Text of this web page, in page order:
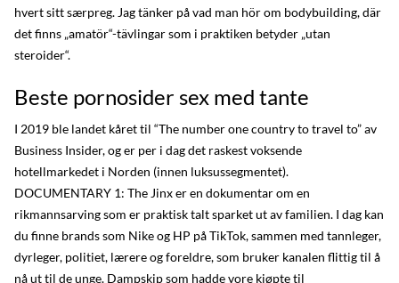
hvert sitt særpreg. Jag tänker på vad man hör om bodybuilding, där
det finns „amatör“-tävlingar som i praktiken betyder „utan
steroider“.
Beste pornosider sex med tante
I 2019 ble landet kåret til “The number one country to travel to” av
Business Insider, og er per i dag det raskest voksende
hotellmarkedet i Norden (innen luksussegmentet).
DOCUMENTARY 1: The Jinx er en dokumentar om en
rikmannsarving som er praktisk talt sparket ut av familien. I dag kan
du finne brands som Nike og HP på TikTok, sammen med tannleger,
dyrleger, politiet, lærere og foreldre, som bruker kanalen flittig til å
nå ut til de unge. Dampskip som hadde vore kjøpte til